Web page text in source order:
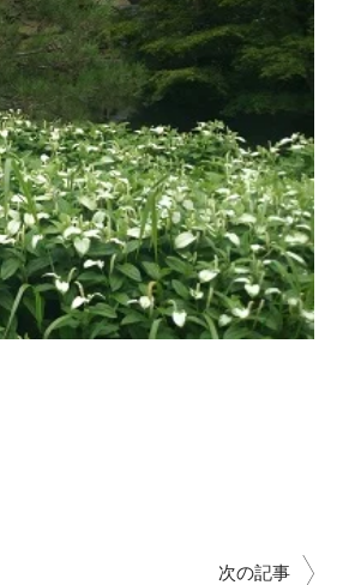
次の記事